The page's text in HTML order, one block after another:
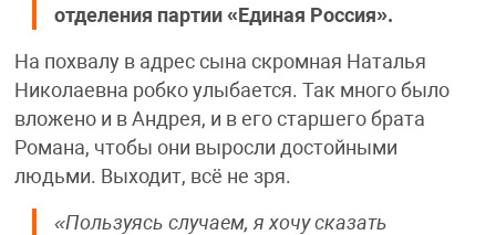
отделения партии «Единая Россия».
На похвалу в адрес сына скромная Наталья
Николаевна робко улыбается. Так много было
вложено и в Андрея, и в его старшего брата
Романа, чтобы они выросли достойными
людьми. Выходит, всё не зря.
«Пользуясь случаем, я хочу сказать